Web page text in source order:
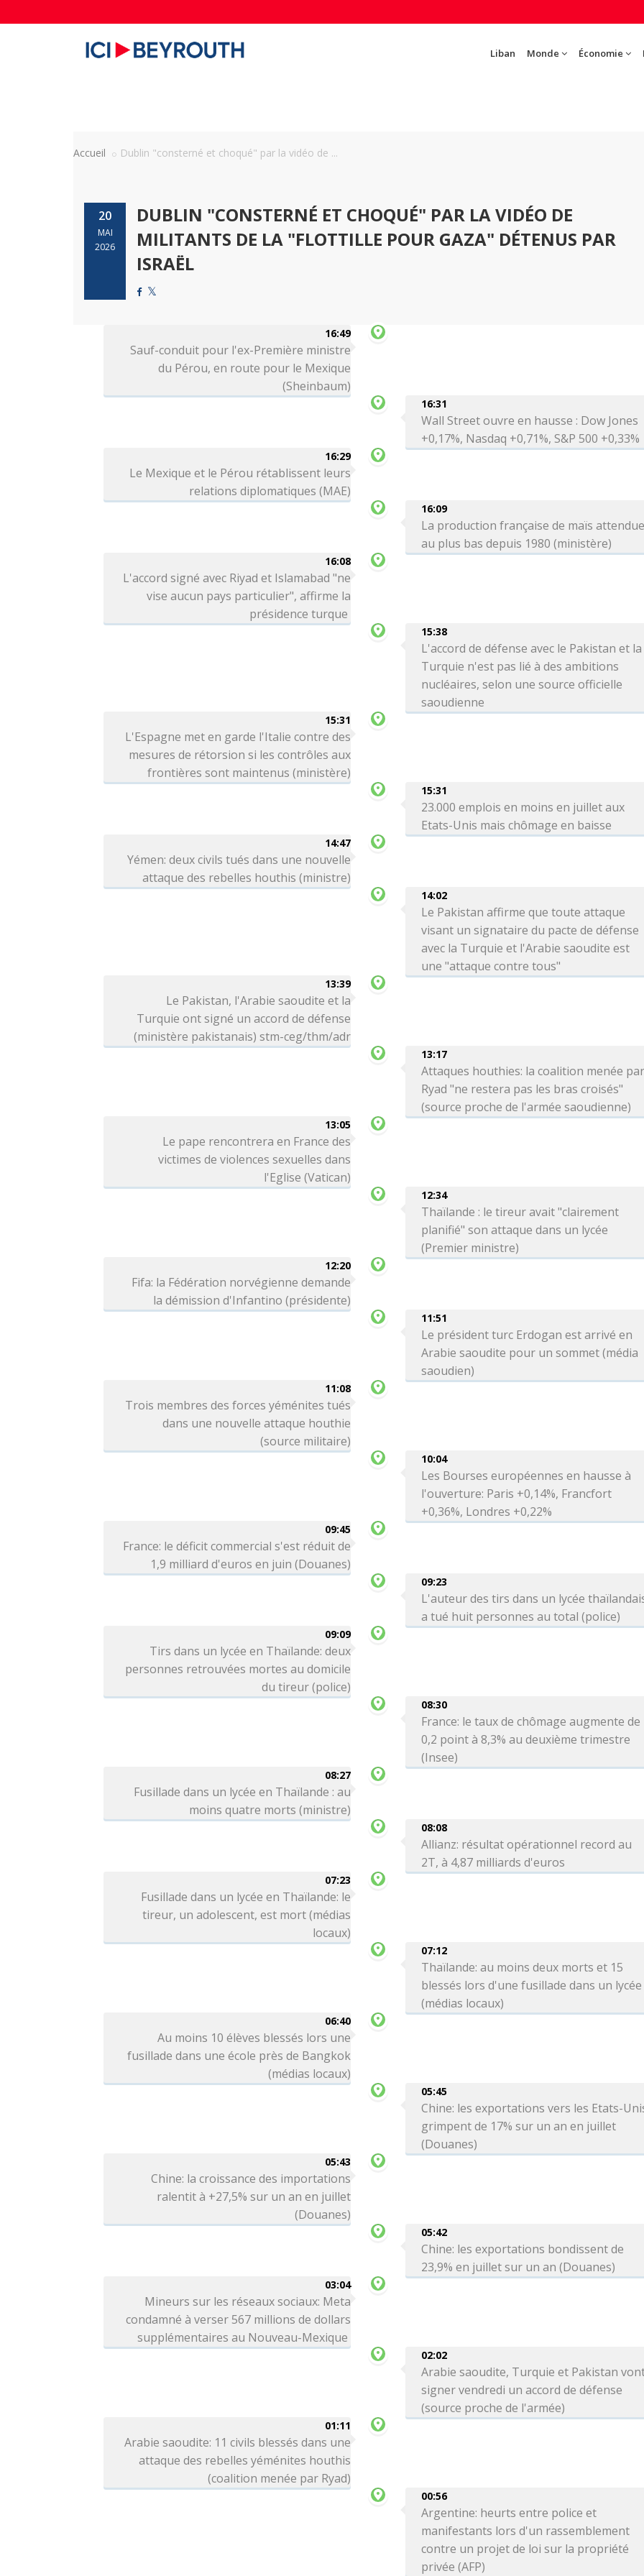
Liban Monde Économie
Accueil Dublin "consterné et choqué" par la vidéo de ...
20
MAI
2026
DUBLIN "CONSTERNÉ ET CHOQUÉ" PAR LA VIDÉO DE
MILITANTS DE LA "FLOTTILLE POUR GAZA" DÉTENUS PAR
ISRAËL
16:49
Sauf-conduit pour l'ex-Première ministre
du Pérou, en route pour le Mexique
(Sheinbaum)
16:31
Wall Street ouvre en hausse : Dow Jones
+0,17%, Nasdaq +0,71%, S&P 500 +0,33%
16:29
Le Mexique et le Pérou rétablissent leurs
relations diplomatiques (MAE)
16:09
La production française de maïs
au plus bas depuis 1980 (ministère)
16:08
L'accord signé avec Riyad et Islamabad "ne
vise aucun pays particulier", affirme la
présidence turque
15:38
L'accord de défense avec le Pakistan et la
Turquie n'est pas lié à des ambitions
nucléaires, selon une source officielle
saoudienne
15:31
L'Espagne met en garde l'Italie contre des
mesures de rétorsion si les contrôles aux
frontières sont maintenus (ministère)
15:31
23.000 emplois en moins en juillet aux
Etats-Unis mais chômage en baisse
14:47
Yémen: deux civils tués dans une nouvelle
attaque des rebelles houthis (ministre)
14:02
Le Pakistan affirme que toute attaque
visant un signataire du pacte de défense
avec la Turquie et l'Arabie saoudite est
une "attaque contre tous"
13:39
Le Pakistan, l'Arabie saoudite et la
Turquie ont signé un accord de défense
(ministère pakistanais) stm-ceg/thm/adr
13:17
Attaques houthies: la coalition menée
Ryad "ne restera pas les bras croisés"
(source proche de l'armée saoudienne)
13:05
Le pape rencontrera en France des
victimes de violences sexuelles dans
l'Eglise (Vatican)
12:34
Thaïlande : le tireur avait "clairement
planifié" son attaque dans un lycée
(Premier ministre)
12:20
Fifa: la Fédération norvégienne demande
la démission d'Infantino (présidente)
11:51
Le président turc Erdogan est arrivé en
Arabie saoudite pour un sommet (média
saoudien)
11:08
Trois membres des forces yéménites tués
dans une nouvelle attaque houthie
(source militaire)
10:04
Les Bourses européennes en hausse à
l'ouverture: Paris +0,14%, Francfort
+0,36%, Londres +0,22%
09:45
France: le déficit commercial s'est réduit de
1,9 milliard d'euros en juin (Douanes)
09:23
L'auteur des tirs dans un lycée
a tué huit personnes au total (police)
09:09
Tirs dans un lycée en Thaïlande: deux
personnes retrouvées mortes au domicile
du tireur (police)
08:30
France: le taux de chômage augmente de
0,2 point à 8,3% au deuxième trimestre
(Insee)
08:27
Fusillade dans un lycée en Thaïlande : au
moins quatre morts (ministre)
08:08
Allianz: résultat opérationnel record au
2T, à 4,87 milliards d'euros
07:23
Fusillade dans un lycée en Thaïlande: le
tireur, un adolescent, est mort (médias
locaux)
07:12
Thaïlande: au moins deux morts et 15
blessés lors d'une fusillade dans un lycée
(médias locaux)
06:40
Au moins 10 élèves blessés lors une
fusillade dans une école près de Bangkok
(médias locaux)
05:45
Chine: les exportations vers les Etats-
grimpent de 17% sur un an en juillet
(Douanes)
05:43
Chine: la croissance des importations
ralentit à +27,5% sur un an en juillet
(Douanes)
05:42
Chine: les exportations bondissent de
23,9% en juillet sur un an (Douanes)
03:04
Mineurs sur les réseaux sociaux: Meta
condamné à verser 567 millions de dollars
supplémentaires au Nouveau-Mexique
02:02
Arabie saoudite, Turquie et Pakistan
signer vendredi un accord de défense
(source proche de l'armée)
01:11
Arabie saoudite: 11 civils blessés dans une
attaque des rebelles yéménites houthis
(coalition menée par Ryad)
00:56
Argentine: heurts entre police et
manifestants lors d'un rassemblement
contre un projet de loi sur la propriété
privée (AFP)